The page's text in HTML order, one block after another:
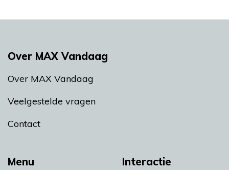
Menu Interactie
Over MAX Vandaag
Over MAX Vandaag
Veelgestelde vragen
Contact